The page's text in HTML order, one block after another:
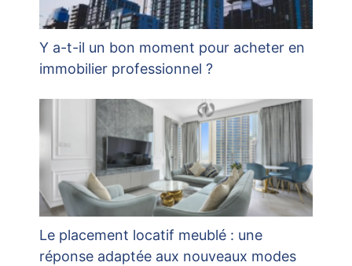
Y a-t-il un bon moment pour acheter en
immobilier professionnel ?
Le placement locatif meublé : une
réponse adaptée aux nouveaux modes